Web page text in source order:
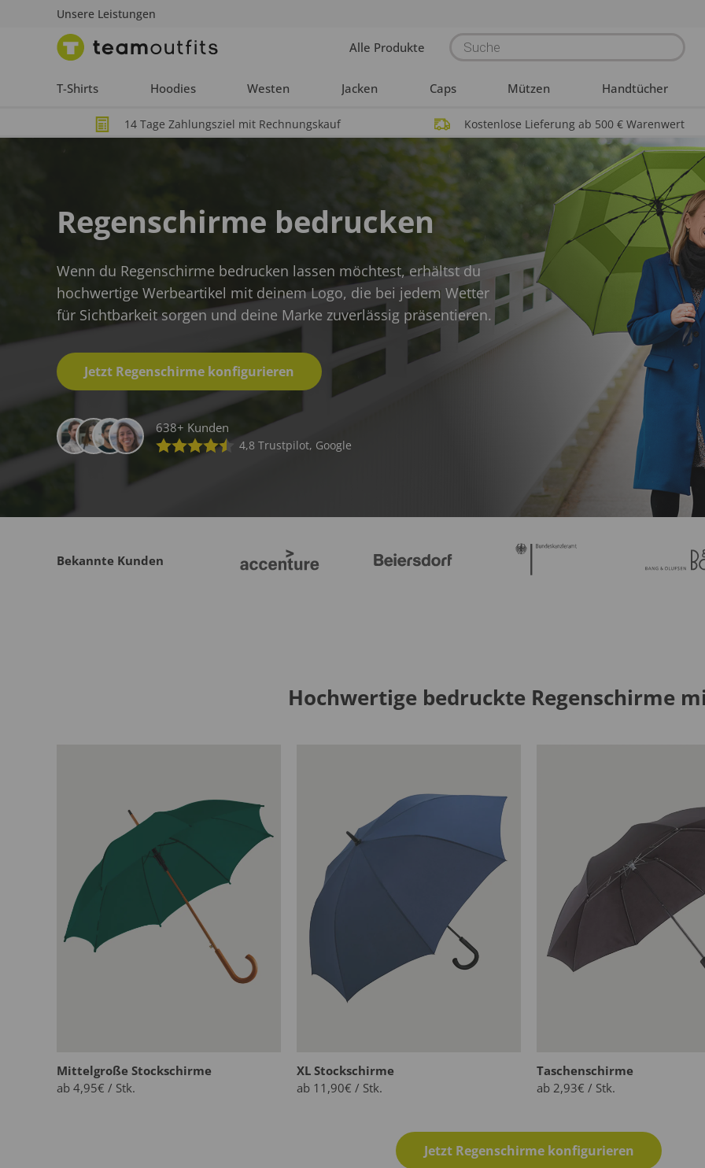
Unsere Leistungen
Alle Produkte Products
search
T-Shirts Hoodies Westen Jacken Caps Mützen Handtücher
14 Tage Zahlungsziel mit Rechnungskauf Kostenlose Lieferung ab 500 € Warenwert
Regenschirme bedrucken
Wenn du Regenschirme bedrucken lassen möchtest, erhältst du
hochwertige Werbeartikel mit deinem Logo, die bei jedem Wetter
für Sichtbarkeit sorgen und deine Marke zuverlässig präsentieren.
Jetzt Regenschirme konfigurieren
638+ Kunden
4,8 Trustpilot, Google
Bekannte Kunden
Hochwertige bedruckte Regenschirme
Mittelgroße Stockschirme
ab 4,95€ / Stk.
XL Stockschirme
ab 11,90€ / Stk.
Taschenschirme
ab 2,93€ / Stk.
Jetzt Regenschirme konfigurieren